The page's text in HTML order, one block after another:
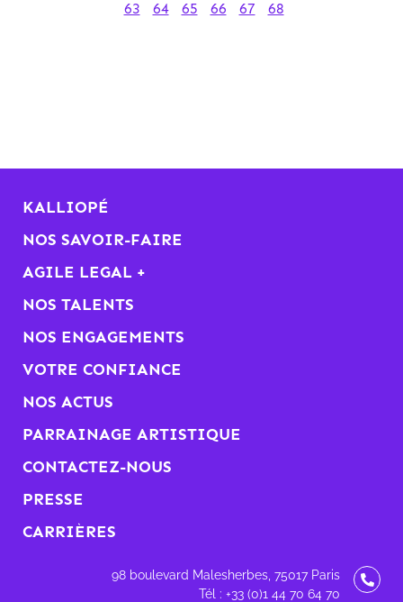
63
64 65 66 67 68
KALLIOPÉ
NOS SAVOIR-FAIRE
AGILE LEGAL +
NOS TALENTS
NOS ENGAGEMENTS
VOTRE CONFIANCE
NOS ACTUS
PARRAINAGE ARTISTIQUE
CONTACTEZ-NOUS
PRESSE
CARRIÈRES
98 boulevard Malesherbes, 75017 Paris
Tél : +33 (0)1 44 70 64 70